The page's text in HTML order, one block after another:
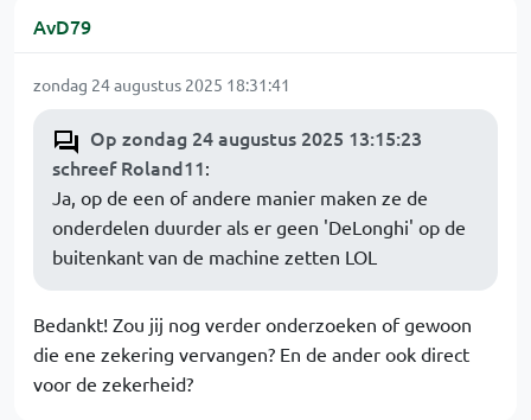
AvD79
zondag 24 augustus 2025 18:31:41
Op zondag 24 augustus 2025 13:15:23
schreef Roland11:
Ja, op de een of andere manier maken ze de
onderdelen duurder als er geen 'DeLonghi' op de
buitenkant van de machine zetten LOL
Bedankt! Zou jij nog verder onderzoeken of gewoon
die ene zekering vervangen? En de ander ook direct
voor de zekerheid?